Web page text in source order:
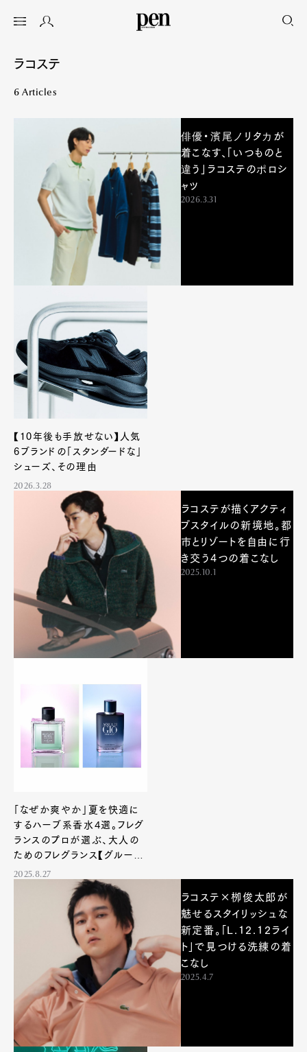
ラコステ
6 Articles
俳優・濱尾ノリタカが
着こなす、「いつものと
違う」ラコステのポロシ
ャツ
2026.3.31
【10年後も手放せない】人気
6ブランドの「スタンダードな」
シューズ、その理由
2026.3.28
ラコステが描くアクティ
ブスタイルの新境地。都
市とリゾートを自由に行
き交う4つの着こなし
2025.10.1
「なぜか爽やか」夏を快適に
するハーブ系香水4選。フレグ
ランスのプロが選ぶ、大人の
ためのフレグランス【グルーミ
ング研究所】
2025.8.27
ラコステ×栁俊太郎が
魅せるスタイリッシュな
新定番。「L.12.12ライ
ト」で見つける洗練の着
こなし
2025.4.7